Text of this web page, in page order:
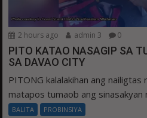
2 hours ago admin 3 0
PITO KATAO NASAGIP SA
SA DAVAO CITY
PITONG kalalakihan ang
matapos tumaob ang sinasakyan
BALITA PROBINSIYA